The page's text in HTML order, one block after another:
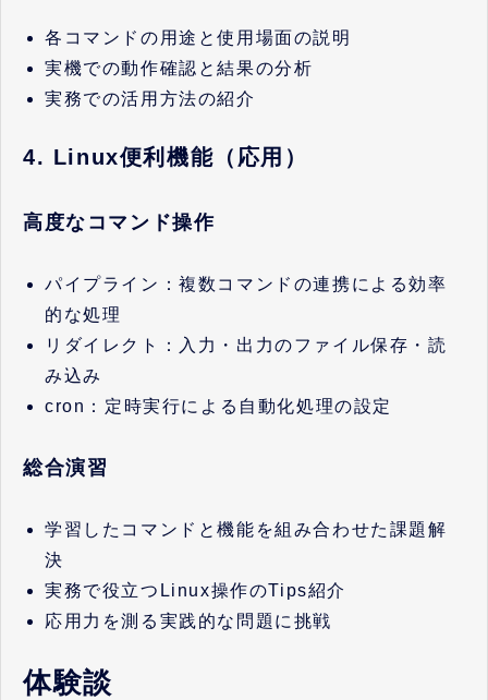
各コマンドの用途と使用場面の説明
実機での動作確認と結果の分析
実務での活用方法の紹介
4. Linux便利機能（応用）
高度なコマンド操作
パイプライン：複数コマンドの連携による効率
的な処理
リダイレクト：入力・出力のファイル保存・読
み込み
cron：定時実行による自動化処理の設定
総合演習
学習したコマンドと機能を組み合わせた課題解
決
実務で役立つLinux操作のTips紹介
応用力を測る実践的な問題に挑戦
体験談